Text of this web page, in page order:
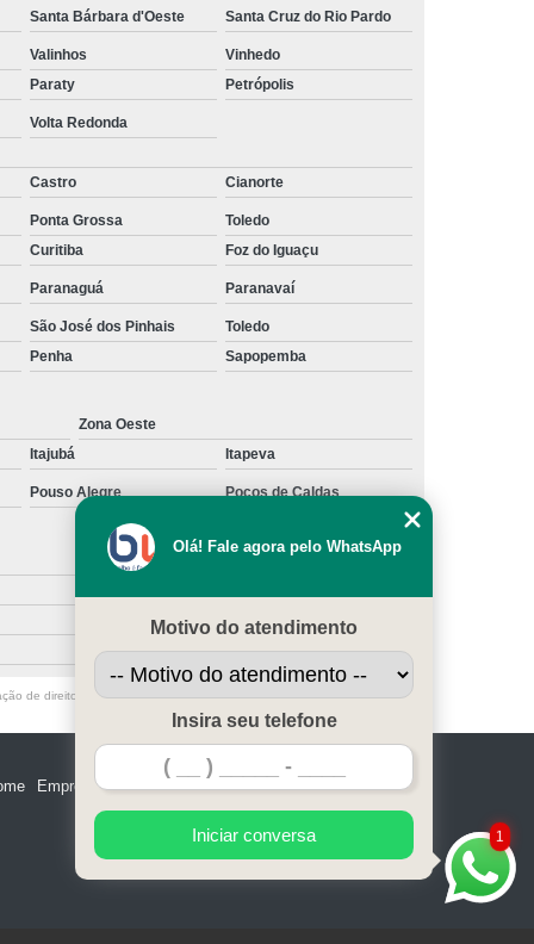
e Seleção Mais Próximo de Mim
e Seleção Perto de Mim
e Seleção Próximo de Mim
Seleção e Recrutamento
em Recrutamento e Seleção
em Recrutamento e Seleção
e Seleção
Empresa de Terceirização
Terceirização de Limpeza
de Mão de Obra
de Recepcionista
Terceirização de Serviços
de Serviços de Limpeza
Empresa de Terceirização São Paulo
Terceirização de Serviços
de Serviços de Qualidade
de Limpeza e Conservação
de Limpeza em Condomínios
de Limpeza Industrial
de Limpeza Predial
Terceirização de Limpezas
Santa Bárbara d'Oeste Santa Cruz do Rio Pardo
Valinhos
Vinhedo
Paraty Petrópolis
Volta Redonda
Castro Cianorte
Ponta Grossa
Toledo
Curitiba Foz do Iguaçu
Paranaguá Paranavaí
São José dos Pinhais
Toledo
Penha Sapopemba
Zona Oeste
Itajubá Itapeva
Pouso Alegre Poços de Caldas
de direito autoral – artigo 184 do Código Penal –
Lei 9610/98 - Lei de
Empresa Missão Serviços Contato Mapa do site
1
Olá! Fale agora pelo WhatsApp
Motivo do atendimento
Insira seu telefone
Iniciar conversa